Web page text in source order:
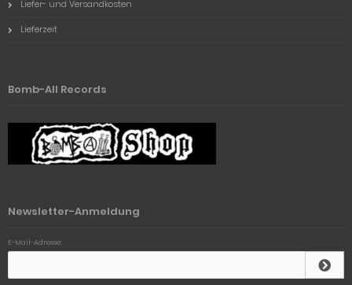
Liefer- und Versandkosten
Lieferzeit
Bomb-All Records
Newsletter-Anmeldung
E-Mail-Adresse: